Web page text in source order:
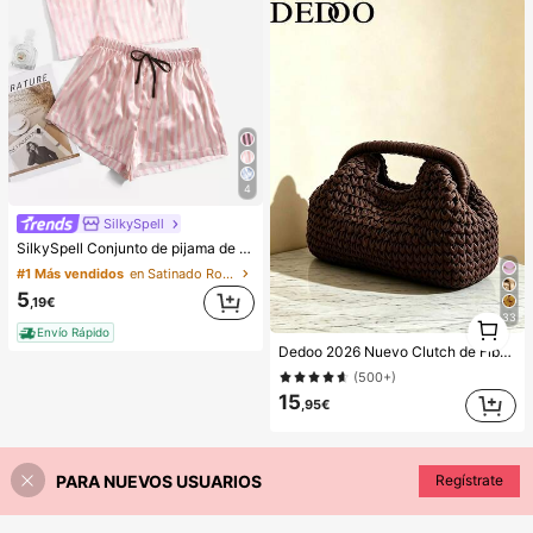
4
SilkySpell
SilkySpell Conjunto de pijama de camiseta de satén con estampado de rayas, temporada festiva
#1 Más vendidos en Satinado Ropa de dormir para mujer
5 ,19€
Envío Rápido
33
Dedoo 2026 Nuevo Clutch de Fibra Natural, Bolso de Playa de Verano Tejido a Mano de Hierba de Rafia, Bolso de Paja, Estilo Boho Chic
(500+)
15,95€
1
1
PARA NUEVOS USUARIOS Regístrate